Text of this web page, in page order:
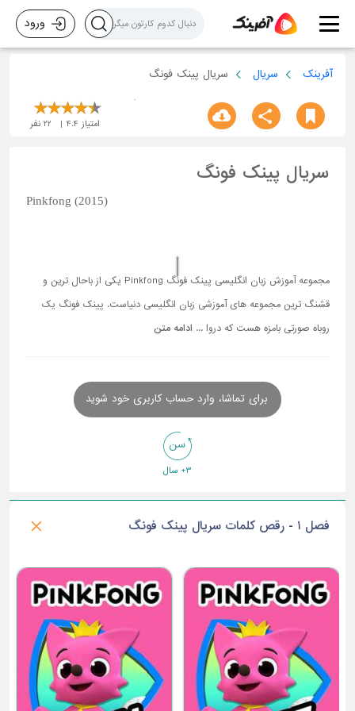
ورود
آفرینک سریال سریال پینک فونگ
امتیاز 4.4
22 نفر
سریال پینک فونگ
Pinkfong (2015)
مجموعه آموزش زبان انگلیسی پینک فونگ Pinkfong یکی از باحال ترین و
قشنگ ترین مجموعه های آموزشی زبان انگلیسی دنیاست. پینک فونگ یک
روباه صورتی بامزه هست که دروا ... ادامه متن
برای تماشا، وارد حساب کاربری خود شوید
3+ سال
فصل ۱ - رقص کلمات سریال پینک فونگ